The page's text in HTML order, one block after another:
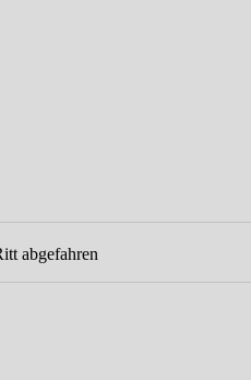
abgefahren